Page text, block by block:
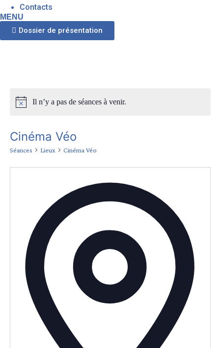
Contacts
MENU
Dossier de présentation
Il n’y a pas de séances à venir.
Cinéma Véo
Séances Lieux Cinéma Véo